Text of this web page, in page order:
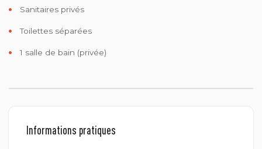
Sanitaires privés
Toilettes séparées
1 salle de bain (privée)
Informations pratiques